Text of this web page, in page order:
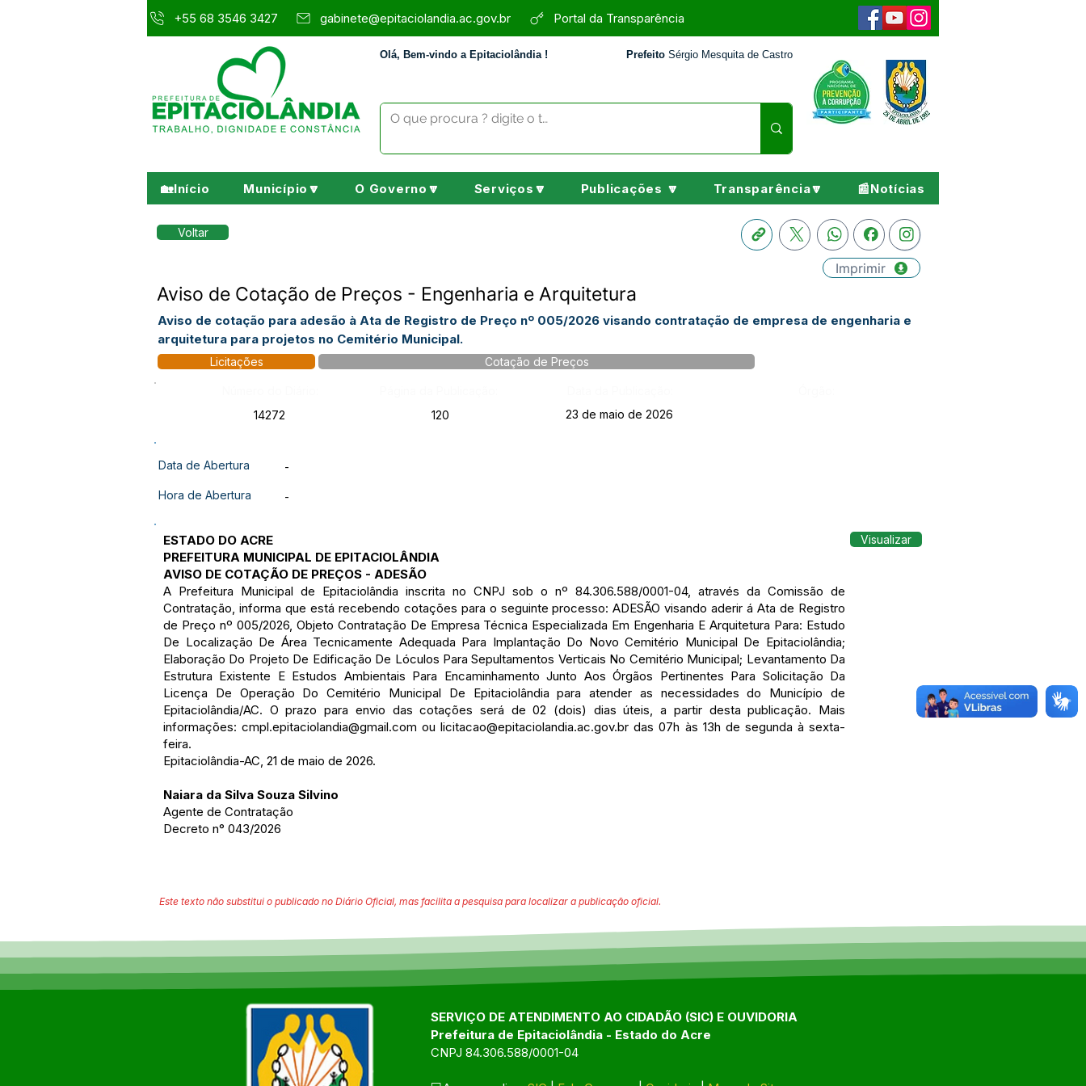
+55 68 3546 3427 gabinete@epitaciolandia.ac.gov.br Portal da Transparência
Olá, Bem-vindo a Epitaciolândia ! Prefeito Sérgio Mesquita de Castro
🏡Início Município🔽 O Governo🔽 Serviços🔽 Publicações 🔽 Transparência🔽 📰Notícias
Voltar
Imprimir
Aviso de Cotação de Preços - Engenharia e Arquitetura
Aviso de cotação para adesão à Ata de Registro de Preço nº 005/2026 visando contratação de empresa de engenharia e
arquitetura para projetos no Cemitério Municipal.
Licitações Cotação de Preços
14272
120 23 de maio de 2026
Data de Abertura -
Hora de Abertura -
ESTADO DO ACRE
PREFEITURA MUNICIPAL DE EPITACIOLÂNDIA
AVISO DE COTAÇÃO DE PREÇOS - ADESÃO
A Prefeitura Municipal de Epitaciolândia inscrita no CNPJ sob o nº 84.306.588/0001-04, através da Comissão de
Contratação, informa que está recebendo cotações para o seguinte processo: ADESÃO visando aderir á Ata de Registro
de Preço nº 005/2026, Objeto Contratação De Empresa Técnica Especializada Em Engenharia E Arquitetura Para: Estudo
De Localização De Área Tecnicamente Adequada Para Implantação Do Novo Cemitério Municipal De Epitaciolândia;
Elaboração Do Projeto De Edificação De Lóculos Para Sepultamentos Verticais No Cemitério Municipal; Levantamento Da
Estrutura Existente E Estudos Ambientais Para Encaminhamento Junto Aos Órgãos Pertinentes Para Solicitação Da
Licença De Operação Do Cemitério Municipal De Epitaciolândia para atender as necessidades do Município de
Epitaciolândia/AC. O prazo para envio das cotações será de 02 (dois) dias úteis, a partir desta publicação. Mais
informações:cmpl.epitaciolandia@gmail.com oulicitacao@epitaciolandia.ac.gov.br das 07h às 13h de segunda à sexta-
feira.
Epitaciolândia-AC, 21 de maio de 2026.
Naiara da Silva Souza Silvino
Agente de Contratação
Decreto n° 043/2026
Visualizar
Este texto não substitui o publicado no Diário Oficial, mas facilita a pesquisa para localizar a publicação oficial.
SERVIÇO DE ATENDIMENTO AO CIDADÃO (SIC) E OUVIDORIA
Prefeitura de Epitaciolândia - Estado do Acre
CNPJ 84.306.588/0001-04